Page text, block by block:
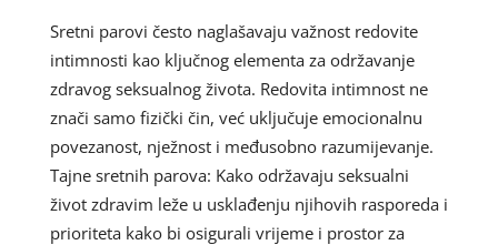
Sretni parovi često naglašavaju važnost redovite
intimnosti kao ključnog elementa za održavanje
zdravog seksualnog života. Redovita intimnost ne
znači samo fizički čin, već uključuje emocionalnu
povezanost, nježnost i međusobno razumijevanje.
Tajne sretnih parova: Kako održavaju seksualni
život zdravim leže u usklađenju njihovih rasporeda i
prioriteta kako bi osigurali vrijeme i prostor za